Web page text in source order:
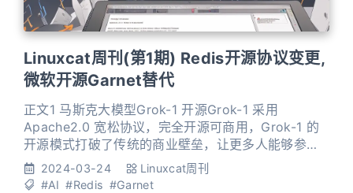
Linuxcat周刊(第1期) Redis开源协议变更,
微软开源Garnet替代
正文1 马斯克大模型Grok-1 开源Grok-1 采用
Apache2.0 宽松协议，完全开源可商用，Grok-1 的
开源模式打破了传统的商业壁垒，让更多人能够参与
到 AI 的发展中来。Grok-1 的参数的数量达到了惊人
的 3140 亿，它的上下文窗口达到了 8912 个
2024-03-24
Linuxcat周刊
#AI #Redis #Garnet